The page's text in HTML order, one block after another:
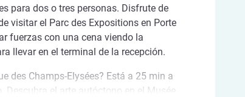
para dos o tres personas. Disfrute de
visitar el Parc des Expositions en Porte
fuerzas con una cena viendo la
llevar en el terminal de la recepción.
des Champs-Elysées? Está a 25 min a
el arte autóctono en el Musée